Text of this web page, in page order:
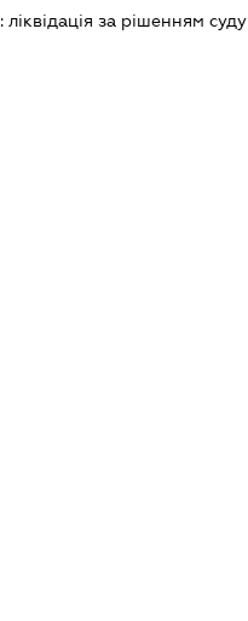
лiквiдацiя за рiшенням суду